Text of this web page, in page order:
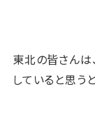
東北の皆さんは
していると思う